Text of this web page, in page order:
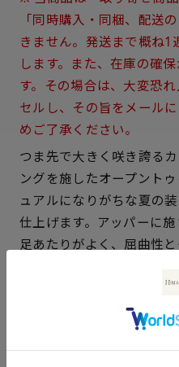
サイズを選択してくださ
21.5cm ○ 概ね１週間
22cm ○ 概ね１週
× 在庫なし
「同時購入・同梱、配送
きません。発送まで概ね1
します。また、在庫の確
す。その場合は、大変恐
セルし、その旨をメール
めご了承ください。
つま先で大きく咲き誇る
ングを施したオープント
ュアルになりがちな夏の
仕上げます。アッパーに
足あたりがよく、屈曲性
アッパー素材
ブラ